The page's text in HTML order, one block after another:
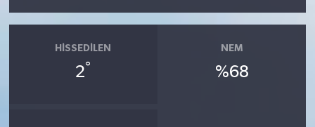
HISSEDILEN
2°
NEM
%68